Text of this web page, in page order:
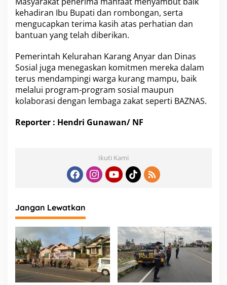
kehadiran Ibu Bupati dan rombongan, serta
mengucapkan terima kasih atas perhatian dan
bantuan yang telah diberikan.
Pemerintah Kelurahan Karang Anyar dan Dinas
Sosial juga menegaskan komitmen mereka dalam
terus mendampingi warga kurang mampu, baik
melalui program-program sosial maupun
kolaborasi dengan lembaga zakat seperti BAZNAS.
Reporter : Hendri Gunawan/ NF
Ikuti Kami
Jangan Lewatkan